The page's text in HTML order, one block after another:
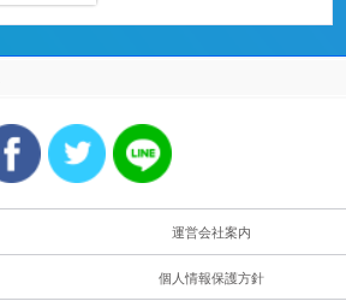
運営会社案内
個人情報保護方針